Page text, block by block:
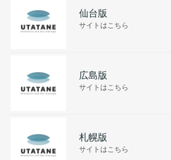
仙台版
サイトはこちら
広島版
サイトはこちら
札幌版
サイトはこちら